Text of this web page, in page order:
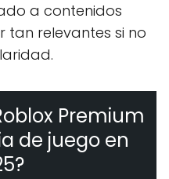
a contenidos
tan relevantes si no
Premium
de juego en